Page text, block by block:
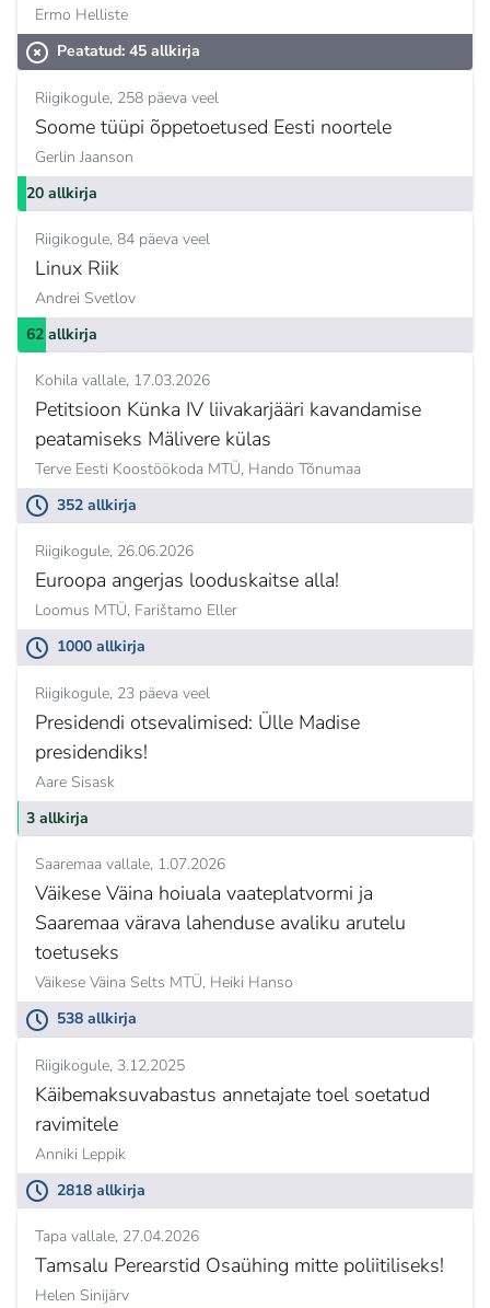
Ermo Helliste
Peatatud: 45 allkirja
Riigikogule 258 päeva veel
Soome tüüpi õppetoetused Eesti noortele
Gerlin Jaanson
20 allkirja
Riigikogule 84 päeva veel
Linux Riik
Andrei Svetlov
62 allkirja
Kohila vallale 17.03.2026
Petitsioon Künka IV liivakarjääri kavandamise
peatamiseks Mälivere külas
Terve Eesti Koostöökoda MTÜ, Hando Tõnumaa
352 allkirja
Riigikogule 26.06.2026
Euroopa angerjas looduskaitse alla!
Loomus MTÜ, Farištamo Eller
1000 allkirja
Riigikogule 23 päeva veel
Presidendi otsevalimised: Ülle Madise
presidendiks!
Aare Sisask
3 allkirja
Saaremaa vallale 1.07.2026
Väikese Väina hoiuala vaateplatvormi ja
Saaremaa värava lahenduse avaliku arutelu
toetuseks
Väikese Väina Selts MTÜ, Heiki Hanso
538 allkirja
Riigikogule 3.12.2025
Käibemaksuvabastus annetajate toel soetatud
ravimitele
Anniki Leppik
2818 allkirja
Tapa vallale 27.04.2026
Tamsalu Perearstid Osaühing mitte poliitiliseks!
Helen Sinijärv